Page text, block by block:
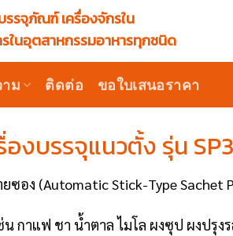
รรจุภัณฑ์ เครื่องจักรใน
ในอุตสาหกรรมอาหารทุกชนิด
ม ติดต่อ ขอใบเสนอราคา
องบรรจุแนวตั้ง รุ่น
อง (Automatic Stick-Type Sachet
กาแฟ ชา น้ำตาล ไมโล ผงซุป ผงปรุ